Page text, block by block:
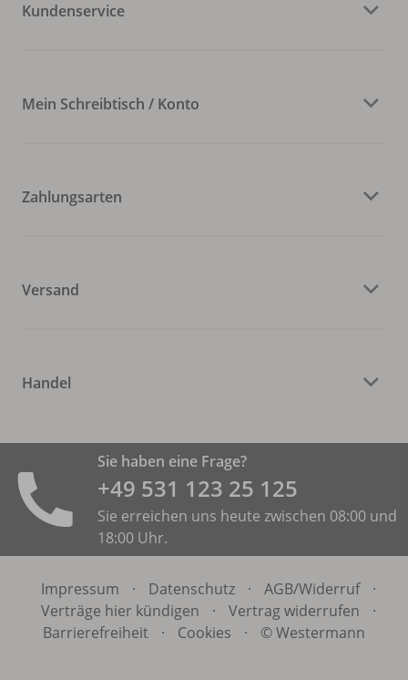
Kundenservice
Mein Schreibtisch / Konto
Zahlungsarten
Versand
Handel
Sie haben eine Frage?
+49 531 ­123 25 125
Sie erreichen uns heute zwischen 08:00 und
18:00 Uhr.
Impressum · Datenschutz · AGB/Widerruf
·
Verträge hier kündigen
· Vertrag widerrufen
·
Barrierefreiheit
· Cookies · © Westermann